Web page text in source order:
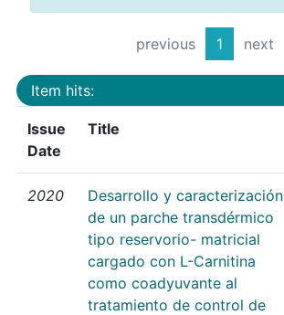
previous 1 next
Item hits:
Issue
Date
Title
2020
Desarrollo y caracterización
de un parche transdérmico
tipo reservorio- matricial
cargado con L-Carnitina
como coadyuvante al
tratamiento de control de